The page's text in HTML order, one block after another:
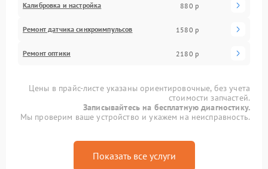
Калибровка и настройка 880 р
Ремонт датчика синхроимпульсов 1580 р
Ремонт оптики 2180 р
Цены в прайс-листе указаны ориентировочные, без учета
стоимости запчастей.
Записывайтесь на бесплатную диагностику.
Мы проверим ваше устройство и укажем на неисправность.
Показать все услуги